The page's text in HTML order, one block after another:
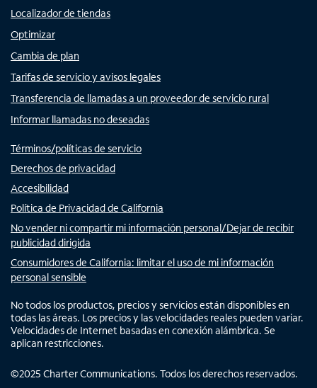
Localizador de tiendas
Optimizar
Cambia de plan
Tarifas de servicio y avisos legales
Transferencia de llamadas a un proveedor de servicio rural
Informar llamadas no deseadas
Términos/políticas de servicio
Derechos de privacidad
Accesibilidad
Política de Privacidad de California
No vender ni compartir mi información personal/Dejar de recibir
publicidad dirigida
Consumidores de California: limitar el uso de mi información
personal sensible
No todos los productos, precios y servicios están disponibles en
todas las áreas. Los precios y las velocidades reales pueden variar.
Velocidades de Internet basadas en conexión alámbrica. Se
aplican restricciones.
©2025 Charter Communications. Todos los derechos reservados.